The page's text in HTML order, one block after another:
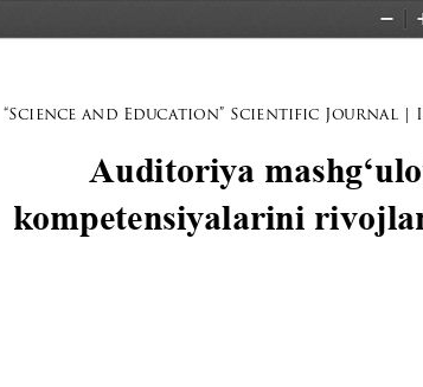
Zoom
Auditoriya
kompetensiyalarini
“Science and Education” Scientific Journal |